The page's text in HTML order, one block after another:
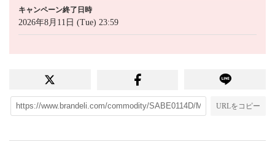
キャンペーン終了日時
2026年8月11日 (Tue) 23:59
URLをコピー